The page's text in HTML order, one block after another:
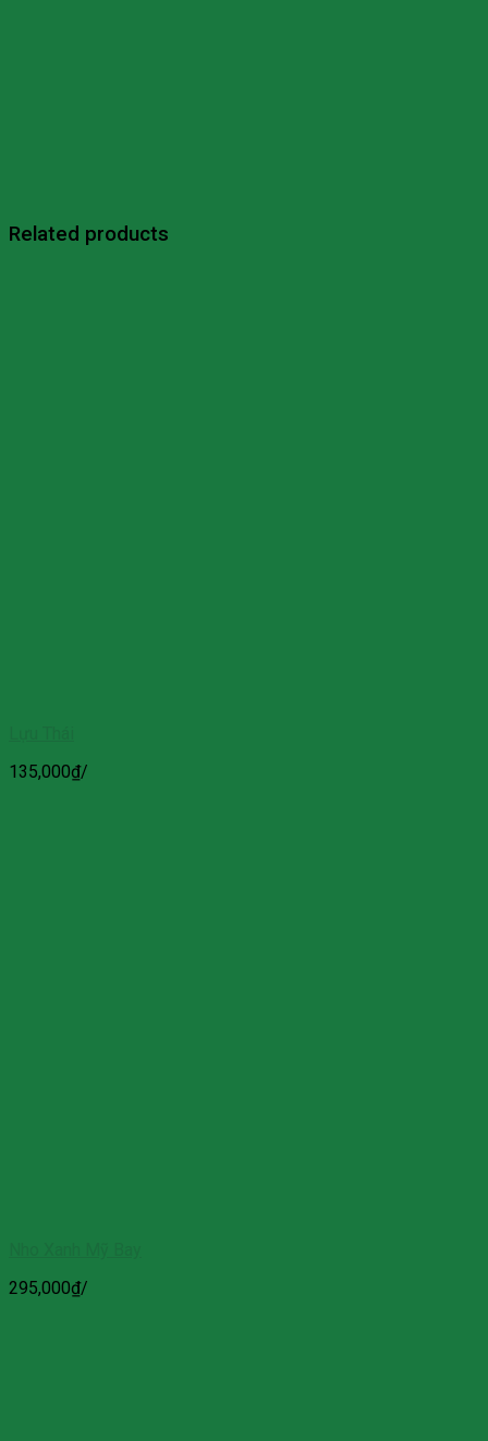
Related products
135,000₫/
295,000₫/